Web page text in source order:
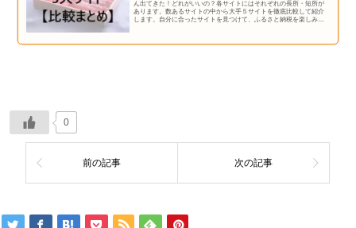
ん出てきた！どれがいいの？各サイトにはそれぞれの長所・短所が
あります。数あるサイトの中から大手５サイトを徹底比較して紹介
します。自分に合ったサイトを見つけて、ふるさと納税を楽しみま
0
前の記事 次の記事